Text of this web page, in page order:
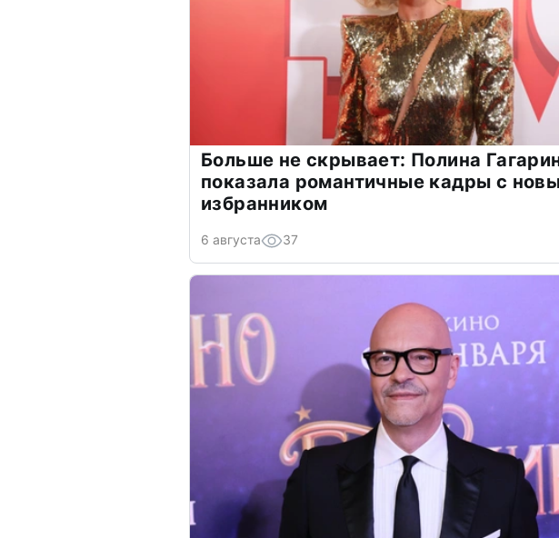
Больше не скрывает: Полина
показала романтичные кадры с
избранником
6 августа 37